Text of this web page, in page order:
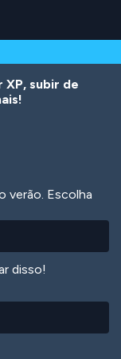
XP, subir de
verão. Escolha
disso!